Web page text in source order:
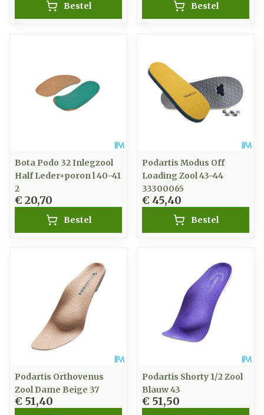
Bestel Bestel
Bota Podo 32 Inlegzool
Half Leder+poron l 40-41
2
€ 20,70
Bestel
Podartis Modus Off
Loading Zool 43-44
33300065
€ 45,40
Bestel
Podartis Orthovenus
Zool Dame Beige 37
€ 51,40
Podartis Shorty 1/2 Zool
Blauw 43
€ 51,50